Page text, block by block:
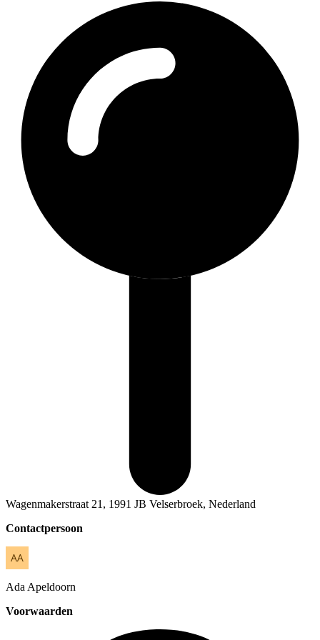
Wagenmakerstraat 21, 1991 JB Velserbroek, Nederland
Contactpersoon
Ada Apeldoorn
Voorwaarden